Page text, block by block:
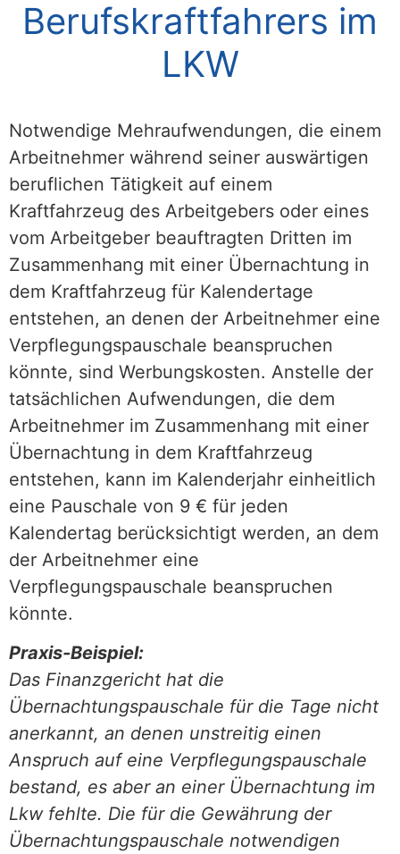
Berufskraftfahrers im
LKW
Notwendige Mehraufwendungen, die einem
Arbeitnehmer während seiner auswärtigen
beruflichen Tätigkeit auf einem
Kraftfahrzeug des Arbeitgebers oder eines
vom Arbeitgeber beauftragten Dritten im
Zusammenhang mit einer Übernachtung in
dem Kraftfahrzeug für Kalendertage
entstehen, an denen der Arbeitnehmer eine
Verpflegungspauschale beanspruchen
könnte, sind Werbungskosten. Anstelle der
tatsächlichen Aufwendungen, die dem
Arbeitnehmer im Zusammenhang mit einer
Übernachtung in dem Kraftfahrzeug
entstehen, kann im Kalenderjahr einheitlich
eine Pauschale von 9 € für jeden
Kalendertag berücksichtigt werden, an dem
der Arbeitnehmer eine
Verpflegungspauschale beanspruchen
könnte.
Praxis-Beispiel:
Das Finanzgericht hat die
Übernachtungspauschale für die Tage nicht
anerkannt, an denen unstreitig einen
Anspruch auf eine Verpflegungspauschale
bestand, es aber an einer Übernachtung im
Lkw fehlte. Die für die Gewährung der
Übernachtungspauschale notwendigen